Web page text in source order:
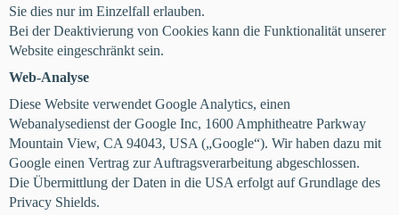
Sie dies nur im Einzelfall erlauben.
Bei der Deaktivierung von Cookies kann die Funktionalität unserer
Website eingeschränkt sein.
Web-Analyse
Diese Website verwendet Google Analytics, einen
Webanalysedienst der Google Inc, 1600 Amphitheatre Parkway
Mountain View, CA 94043, USA („Google“). Wir haben dazu mit
Google einen Vertrag zur Auftragsverarbeitung abgeschlossen.
Die Übermittlung der Daten in die USA erfolgt auf Grundlage des
Privacy Shields.